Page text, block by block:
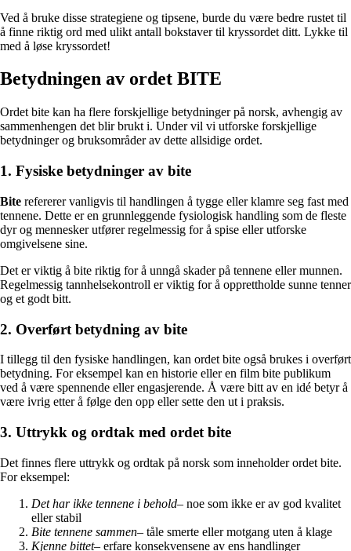
Ved å bruke disse strategiene og tipsene, burde du være bedre rustet til
å finne riktig ord med ulikt antall bokstaver til kryssordet ditt. Lykke til
med å løse kryssordet!
Betydningen av ordet BITE
Ordet bite kan ha flere forskjellige betydninger på norsk, avhengig av
sammenhengen det blir brukt i. Under vil vi utforske forskjellige
betydninger og bruksområder av dette allsidige ordet.
1. Fysiske betydninger av bite
Bite refererer vanligvis til handlingen å tygge eller klamre seg fast med
tennene. Dette er en grunnleggende fysiologisk handling som de fleste
dyr og mennesker utfører regelmessig for å spise eller utforske
omgivelsene sine.
Det er viktig å bite riktig for å unngå skader på tennene eller munnen.
Regelmessig tannhelsekontroll er viktig for å opprettholde sunne tenner
og et godt bitt.
2. Overført betydning av bite
I tillegg til den fysiske handlingen, kan ordet bite også brukes i overført
betydning. For eksempel kan en historie eller en film bite publikum
ved å være spennende eller engasjerende. Å være bitt av en idé betyr å
være ivrig etter å følge den opp eller sette den ut i praksis.
3. Uttrykk og ordtak med ordet bite
Det finnes flere uttrykk og ordtak på norsk som inneholder ordet bite.
For eksempel:
Det har ikke tennene i behold– noe som ikke er av god kvalitet
eller stabil
Bite tennene sammen– tåle smerte eller motgang uten å klage
Kjenne bittet– erfare konsekvensene av ens handlinger